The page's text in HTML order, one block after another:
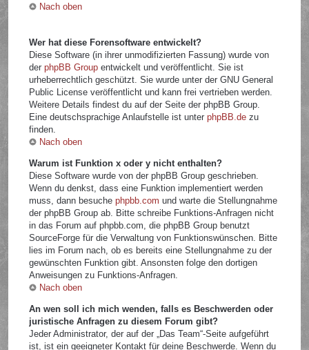
Nach oben
Wer hat diese Forensoftware entwickelt?
Diese Software (in ihrer unmodifizierten Fassung) wurde von
derphpBB Group entwickelt und veröffentlicht. Sie ist
urheberrechtlich geschützt. Sie wurde unter der GNU General
Public License veröffentlicht und kann frei vertrieben werden.
Weitere Details findest du auf der Seite der phpBB Group.
Eine deutschsprachige Anlaufstelle ist unterphpBB.de zu
finden.
Nach oben
Warum ist Funktion x oder y nicht enthalten?
Diese Software wurde von der phpBB Group geschrieben.
Wenn du denkst, dass eine Funktion implementiert werden
muss, dann besuchephpbb.com und warte die Stellungnahme
der phpBB Group ab. Bitte schreibe Funktions-Anfragen nicht
in das Forum auf phpbb.com, die phpBB Group benutzt
SourceForge für die Verwaltung von Funktionswünschen. Bitte
lies im Forum nach, ob es bereits eine Stellungnahme zu der
gewünschten Funktion gibt. Ansonsten folge den dortigen
Anweisungen zu Funktions-Anfragen.
Nach oben
An wen soll ich mich wenden, falls es Beschwerden oder
juristische Anfragen zu diesem Forum gibt?
Jeder Administrator, der auf der „Das Team“-Seite aufgeführt
ist, ist ein geeigneter Kontakt für deine Beschwerde. Wenn du